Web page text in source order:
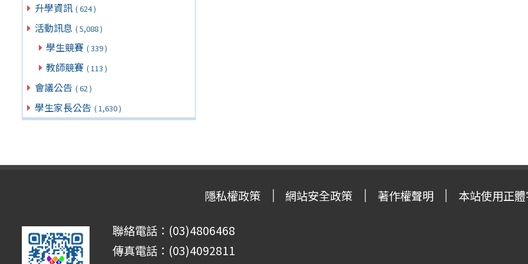
升學資訊 ( 624 )
活動訊息 ( 5,088 )
學生競賽 ( 339 )
教師競賽 ( 113 )
會議公告 ( 62 )
學生家長公告 ( 1,630 )
隱私權政策 網站安全政策 著作權聲明 本站使用正
聯絡電話：(03)4806468
傳真電話：(03)4092811